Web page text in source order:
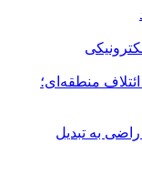
منطقه‌ای؛
به تبدیل